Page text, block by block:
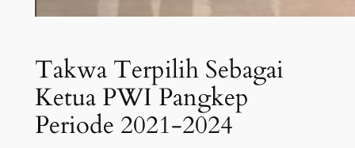
Takwa Terpilih Sebagai
Ketua PWI Pangkep
Periode 2021-2024